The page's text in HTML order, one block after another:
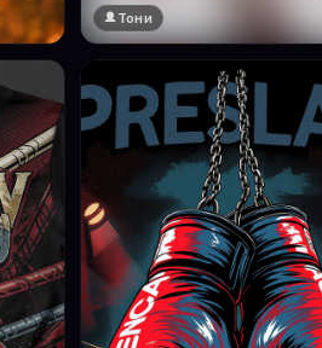
🔞 18+
Натисни за преглед
Тони